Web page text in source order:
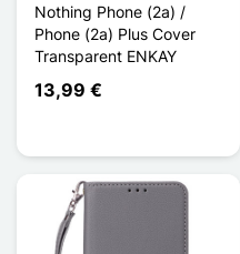
Nothing Phone (2a) /
Phone (2a) Plus Cover
Transparent ENKAY
13,99 €